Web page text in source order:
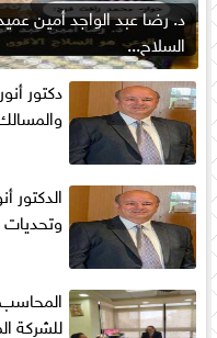
د. رضا عبد الواجد أمين
السلاح...
دكتور
الدكتور
المحاسب
للشركة